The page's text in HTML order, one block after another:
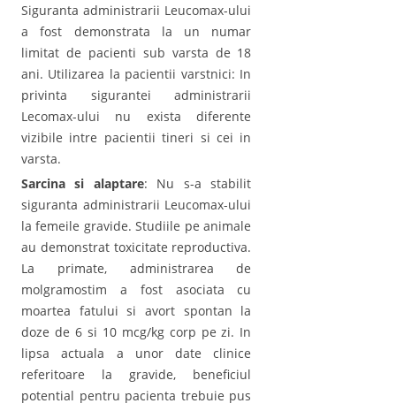
Siguranta administrarii Leucomax-ului
a fost demonstrata la un numar
limitat de pacienti sub varsta de 18
ani. Utilizarea la pacientii varstnici: In
privinta sigurantei administrarii
Lecomax-ului nu exista diferente
vizibile intre pacientii tineri si cei in
varsta.
Sarcina si alaptare: Nu s-a stabilit
siguranta administrarii Leucomax-ului
la femeile gravide. Studiile pe animale
au demonstrat toxicitate reproductiva.
La primate, administrarea de
molgramostim a fost asociata cu
moartea fatului si avort spontan la
doze de 6 si 10 mcg/kg corp pe zi. In
lipsa actuala a unor date clinice
referitoare la gravide, beneficiul
potential pentru pacienta trebuie pus